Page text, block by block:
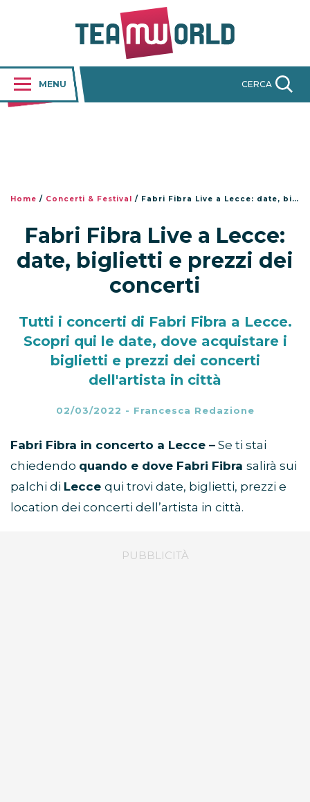
MENU CERCA
Home / Concerti & Festival / Fabri Fibra Live a Lecce: date, biglietti e prezzi dei concerti
Fabri Fibra Live a Lecce:
date, biglietti e prezzi dei
concerti
Tutti i concerti di Fabri Fibra a Lecce.
Scopri qui le date, dove acquistare i
biglietti e prezzi dei concerti
dell'artista in città
02/03/2022 - Francesca Redazione
Fabri Fibra in concerto a Lecce – Se ti stai
chiedendo quando e dove Fabri Fibra salirà sui
palchi di Lecce qui trovi date, biglietti, prezzi e
location dei concerti dell’artista in città.